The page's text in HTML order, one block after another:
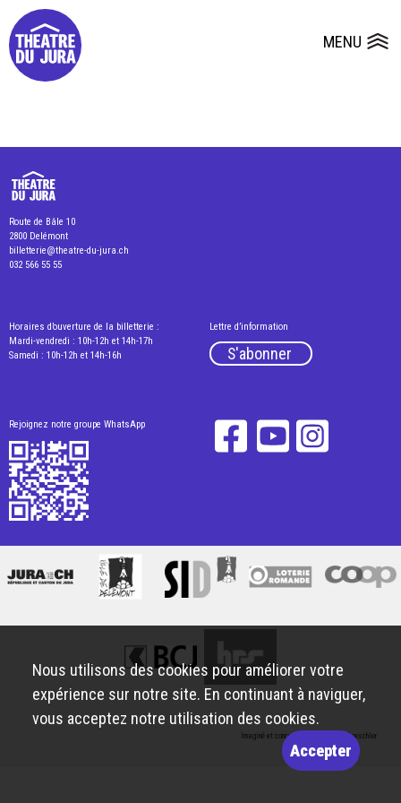
MENU
Presse
Salles
Dépôts de dossiers
Route de Bâle 10
2800 Delémont
billetterie@theatre-du-jura.ch
032 566 55 55
Horaires d’ouverture de la billetterie :
Mardi-vendredi : 10h-12h et 14h-17h
Samedi : 10h-12h et 14h-16h
Lettre d’information
S'abonner
Rejoignez notre groupe WhatsApp
Imaginé et conçu par Giorgianni & Moeschler
Nous utilisons des cookies pour améliorer votre
expérience sur notre site. En continuant à naviguer,
vous acceptez notre utilisation des cookies.
Accepter